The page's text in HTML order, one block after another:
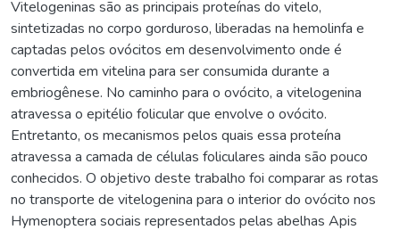
Vitelogeninas são as principais proteínas do vitelo,
sintetizadas no corpo gorduroso, liberadas na hemolinfa e
captadas pelos ovócitos em desenvolvimento onde é
convertida em vitelina para ser consumida durante a
embriogênese. No caminho para o ovócito, a vitelogenina
atravessa o epitélio folicular que envolve o ovócito.
Entretanto, os mecanismos pelos quais essa proteína
atravessa a camada de células foliculares ainda são pouco
conhecidos. O objetivo deste trabalho foi comparar as rotas
no transporte de vitelogenina para o interior do ovócito nos
Hymenoptera sociais representados pelas abelhas Apis